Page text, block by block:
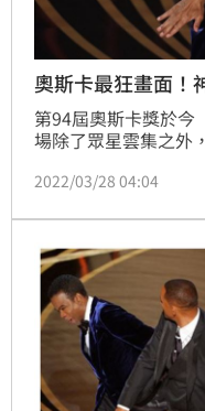
奧斯卡最狂畫面！
第94屆奧斯卡獎於今
場除了眾星雲集之外
Rock）一巴掌，相關
掌摑羅賓」（
成圖在推特上被網友
2022/03/28 04:04